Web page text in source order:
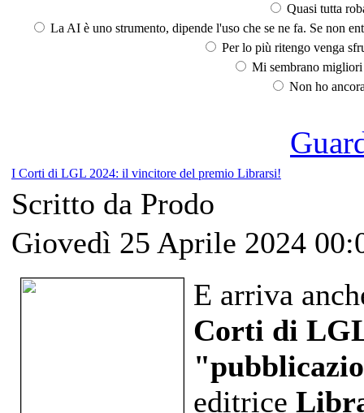
Quasi tutta
La AI è uno strumento, dipende l'uso che se ne fa. Se non
Per lo più ritengo venga
Mi sembrano
Non ho
I Corti di LGL 2024: il vincitore del premio Librarsi!
Scritto da Prodo
Giovedì 25 Aprile 2024
E arriva
Corti di
editrice